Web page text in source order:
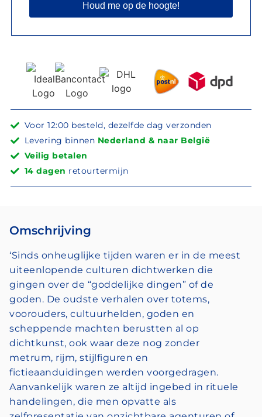
Houd me op de hoogte!
Voor 12:00 besteld, dezelfde dag verzonden
Levering binnen Nederland & naar België
Veilig betalen
14 dagen retourtermijn
Omschrijving
‘Sinds onheuglijke tijden waren er in de meest
uiteenlopende culturen dichtwerken die
gingen over de “goddelijke dingen” of de
goden. De oudste verhalen over totems,
voorouders, cultuurhelden, goden en
scheppende machten berustten al op
dichtkunst, ook waar deze nog zonder
metrum, rijm, stijlfiguren en
fictieaanduidingen werden voorgedragen.
Aanvankelijk waren ze altijd ingebed in rituele
handelingen, die men opvatte als